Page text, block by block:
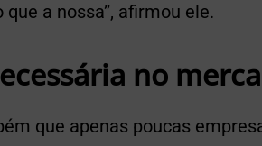
a nossa”, afirmou ele.
no
que apenas poucas